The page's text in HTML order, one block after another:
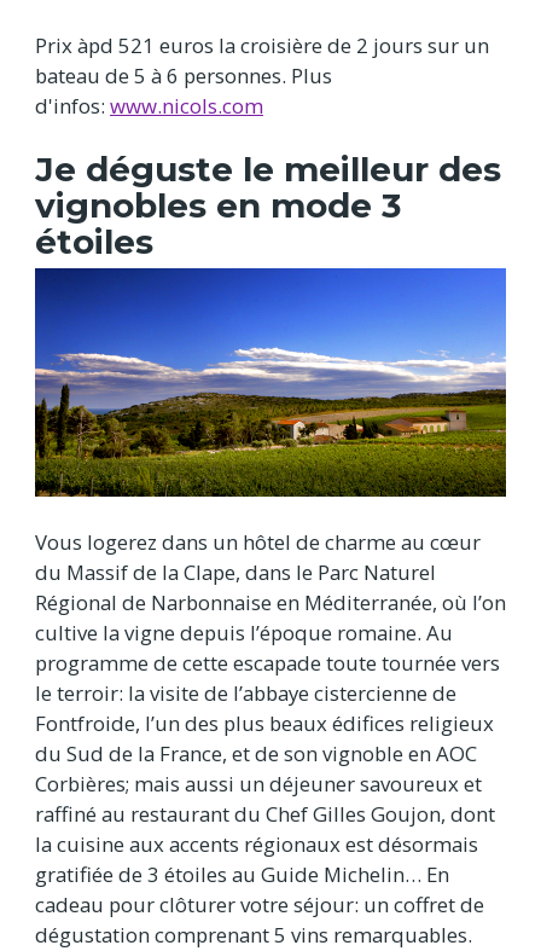
Prix àpd 521 euros la croisière de 2 jours sur un
bateau de 5 à 6 personnes. Plus
d'infos: www.nicols.com
Je déguste le meilleur des
vignobles en mode 3
étoiles
Vous logerez dans un hôtel de charme au cœur
du Massif de la Clape, dans le Parc Naturel
Régional de Narbonnaise en Méditerranée, où l’on
cultive la vigne depuis l’époque romaine. Au
programme de cette escapade toute tournée vers
le terroir: la visite de l’abbaye cistercienne de
Fontfroide, l’un des plus beaux édifices religieux
du Sud de la France, et de son vignoble en AOC
Corbières; mais aussi un déjeuner savoureux et
raffiné au restaurant du Chef Gilles Goujon, dont
la cuisine aux accents régionaux est désormais
gratifiée de 3 étoiles au Guide Michelin… En
cadeau pour clôturer votre séjour: un coffret de
dégustation comprenant 5 vins remarquables.